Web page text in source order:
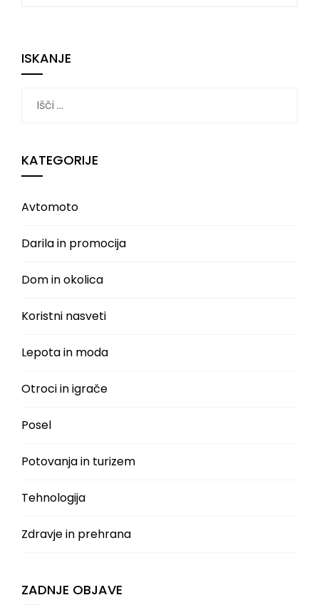
ISKANJE
KATEGORIJE
Avtomoto
Darila in promocija
Dom in okolica
Koristni nasveti
Lepota in moda
Otroci in igrače
Posel
Potovanja in turizem
Tehnologija
Zdravje in prehrana
ZADNJE OBJAVE